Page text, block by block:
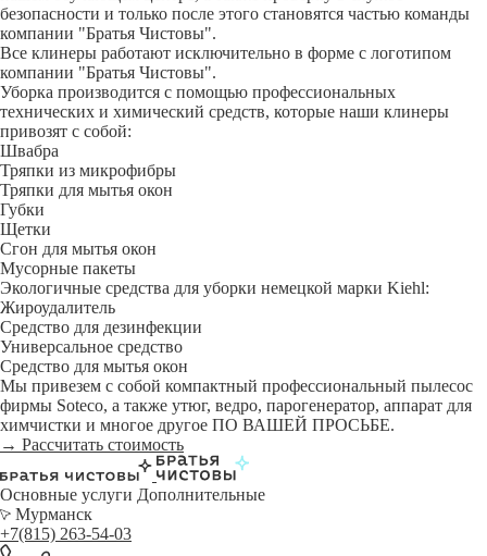
безопасности и только после этого становятся частью команды
компании "Братья Чистовы".
Все клинеры работают исключительно в форме с логотипом
компании "Братья Чистовы".
Уборка производится с помощью профессиональных
технических и химический средств, которые наши клинеры
привозят с собой:
Швабра
Тряпки из микрофибры
Тряпки для мытья окон
Губки
Щетки
Сгон для мытья окон
Мусорные пакеты
Экологичные средства для уборки немецкой марки Kiehl:
Жироудалитель
Средство для дезинфекции
Универсальное средство
Средство для мытья окон
Мы привезем с собой компактный профессиональный пылесос
фирмы Soteco, а также утюг, ведро, парогенератор, аппарат для
химчистки и многое другое ПО ВАШЕЙ ПРОСЬБЕ.
→ Рассчитать стоимость
Основные услуги Дополнительные
Мурманск
+7(815) 263-54-03